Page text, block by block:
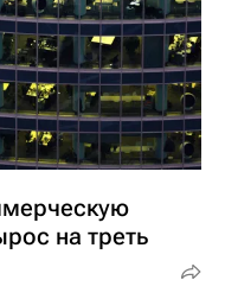
на треть